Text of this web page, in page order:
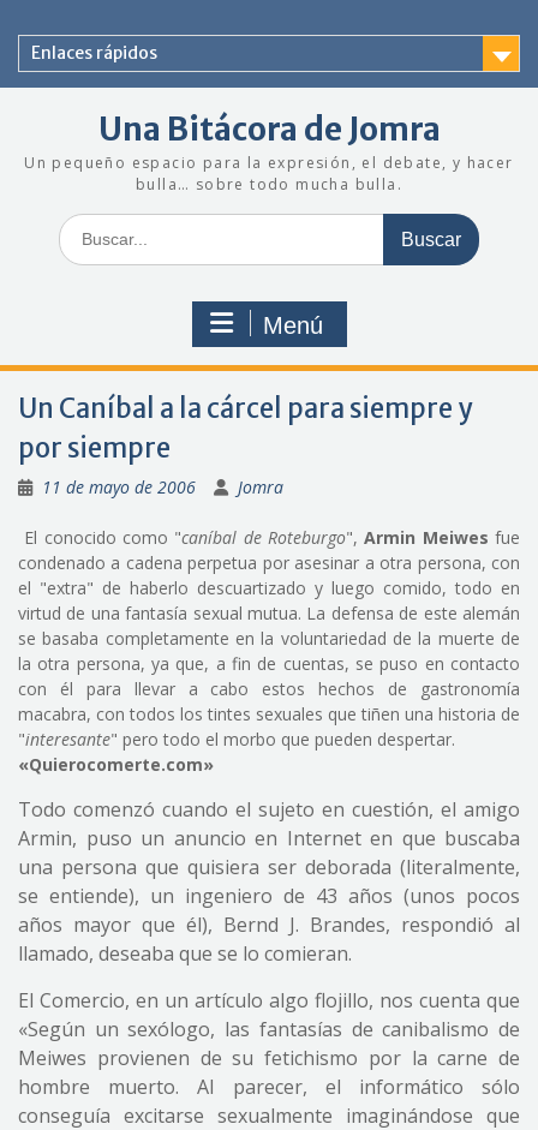
contenido
Enlaces rápidos
Una Bitácora de Jomra
Un pequeño espacio para la expresión, el debate, y hacer
bulla… sobre todo mucha bulla.
Buscar:
Menú
Un Caníbal a la cárcel para siempre y
por siempre
11 de mayo de 2006 Jomra
El conocido como "caníbal de Roteburgo",Armin Meiwes fue
condenado a cadena perpetua por asesinar a otra persona, con
el "extra" de haberlo descuartizado y luego comido, todo en
virtud de una fantasía sexual mutua. La defensa de este alemán
se basaba completamente en la voluntariedad de la muerte de
la otra persona, ya que, a fin de cuentas, se puso en contacto
con él para llevar a cabo estos hechos de gastronomía
macabra, con todos los tintes sexuales que tiñen una historia de
"interesante" pero todo el morbo que pueden despertar.
«Quierocomerte.com»
Todo comenzó cuando el sujeto en cuestión, el amigo
Armin, puso un anuncio en Internet en que buscaba
una persona que quisiera ser deborada (literalmente,
se entiende), un ingeniero de 43 años (unos pocos
años mayor que él), Bernd J. Brandes, respondió al
llamado, deseaba que se lo comieran.
El Comercio, en un artículo algo flojillo, nos cuenta que
«Según un sexólogo, las fantasías de canibalismo de
Meiwes provienen de su fetichismo por la carne de
hombre muerto. Al parecer, el informático sólo
conseguía excitarse sexualmente imaginándose que